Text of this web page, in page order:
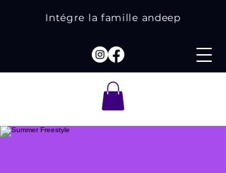
Intégre la famille andeep